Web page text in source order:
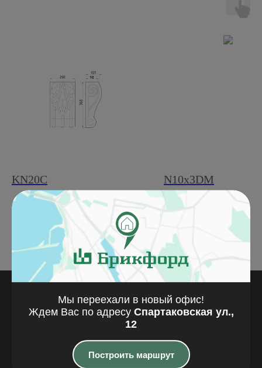
KN20C
Подробнее
N10x3DM
Подробнее
Где мы
находимся
Казань, Спартаковская улица, 12
Мы переехали в новый офис!
Ждем Вас по адресу Спартаковская ул.,
12
Построить маршрут